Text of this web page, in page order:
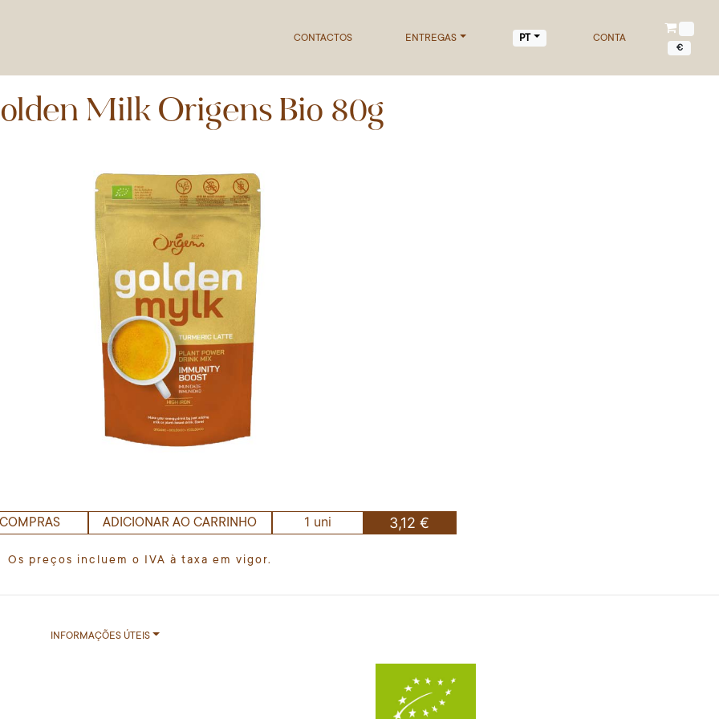
CONTACTOS ENTREGAS PT CONTA
€
Milk Origens Bio 80g
ADICIONAR AO CARRINHO 1 uni 3,12 €
Os preços incluem o IVA à taxa em vigor.
INFORMAÇÕES ÚTEIS